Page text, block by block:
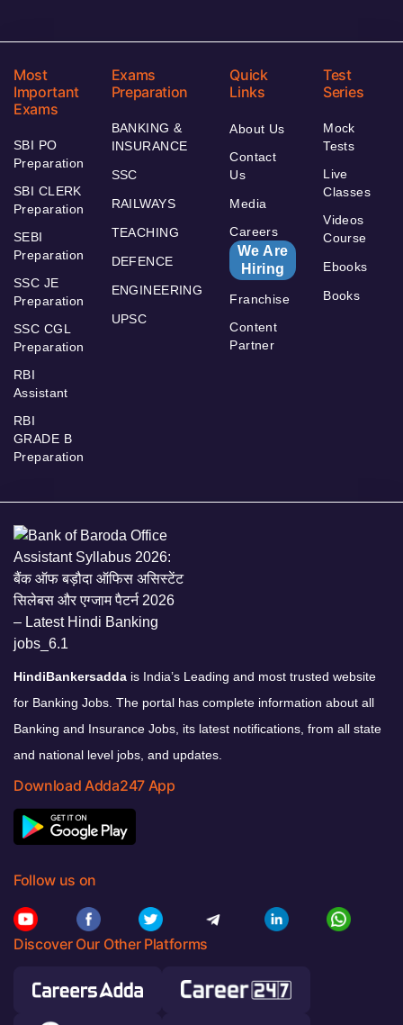
Most
Important
Exams
SBI PO
Preparation
SBI CLERK
Preparation
SEBI
Preparation
SSC JE
Preparation
SSC CGL
Preparation
RBI
Assistant
RBI
GRADE B
Preparation
Exams
Preparation
BANKING &
INSURANCE
SSC
RAILWAYS
TEACHING
DEFENCE
ENGINEERING
UPSC
Quick
Links
About Us
Contact
Us
Media
Careers
We Are
Hiring
Franchise
Content
Partner
Test
Series
Mock
Tests
Live
Classes
Videos
Course
Ebooks
Books
HindiBankersadda is India’s Leading and most trusted website
for Banking Jobs. The portal has complete information about all
Banking and Insurance Jobs, its latest notifications, from all state
and national level jobs, and updates.
Download Adda247 App
Follow us on
Discover Our Other Platforms